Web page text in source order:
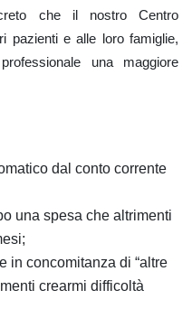
che il nostro Centro
pazienti e alle loro famiglie,
una maggiore
dal conto corrente
una spesa che altrimenti
in concomitanza di “altre
crearmi difficoltà